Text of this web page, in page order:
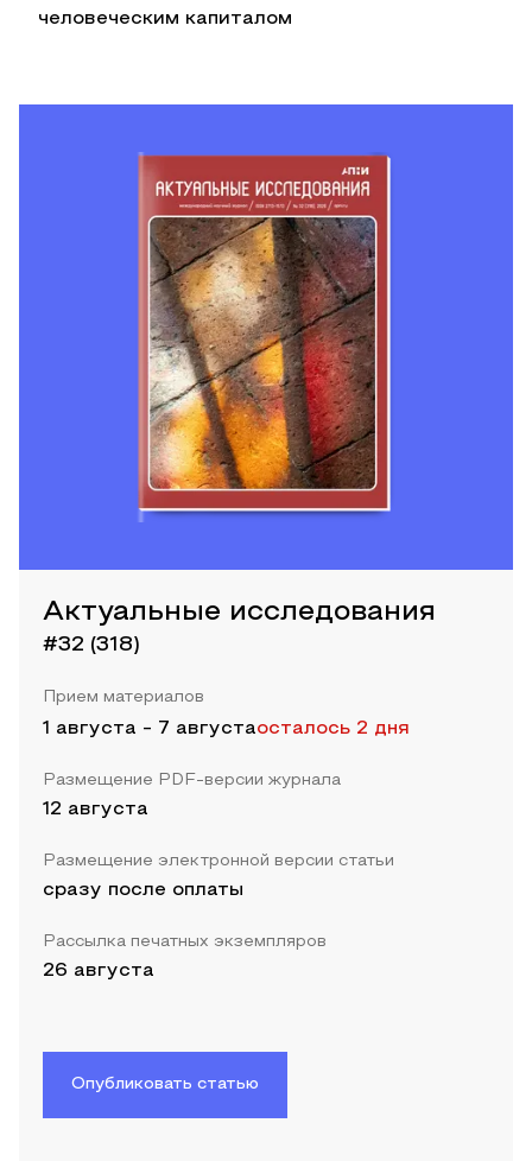
человеческим капиталом
Актуальные исследования
#32 (318)
Прием материалов
1 августа - 7 августаосталось 2 дня
Размещение PDF-версии журнала
12 августа
Размещение электронной версии статьи
сразу после оплаты
Рассылка печатных экземпляров
26 августа
Опубликовать статью